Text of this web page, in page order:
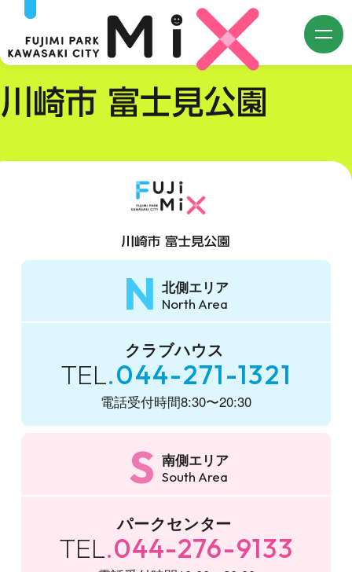
single.php
N 北側エリア
North Area
クラブハウス
TEL 044-271-1321
電話受付時間8:30〜20:30
S 南側エリア
South Area
パークセンター
TEL 044-276-9133